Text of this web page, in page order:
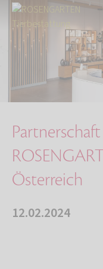
Start Über uns
Partnerschaft mit Aevum:
Österreich
12.02.2024